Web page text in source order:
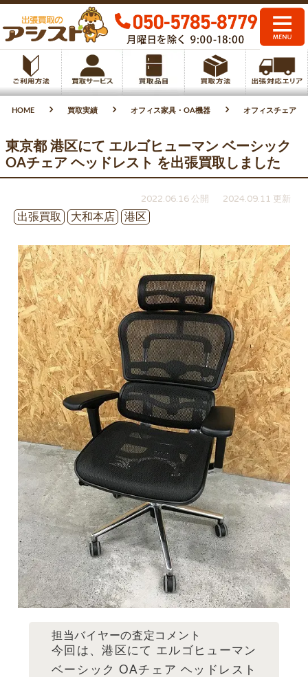
HOME 買取実績 オフィス家具・OA機器 オフィスチェア
東京都 港区にて エルゴヒューマン ベーシック
OAチェア ヘッドレスト を出張買取しました
2022.06.16 公開
2024.09.11 更新
出張買取
大和本店 港区
担当バイヤーの査定コメント
今回は、港区にて エルゴヒューマン
ベーシック OAチェア ヘッドレスト